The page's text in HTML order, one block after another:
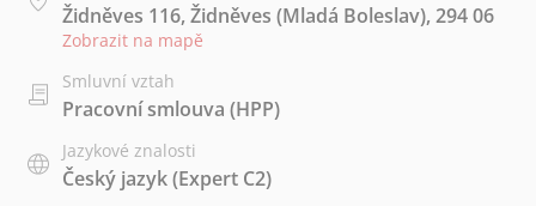
Židněves 116, Židněves (Mladá Boleslav), 294 06
Zobrazit na mapě
Smluvní vztah
Pracovní smlouva (HPP)
Jazykové znalosti
Český jazyk(Expert C2)